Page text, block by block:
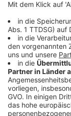
Düsseldorf-
Anzeige